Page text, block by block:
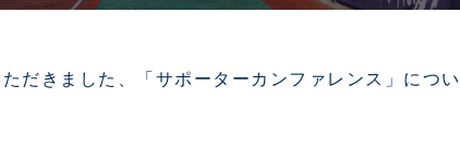
だきました、「サポーターカンファレンス」につ